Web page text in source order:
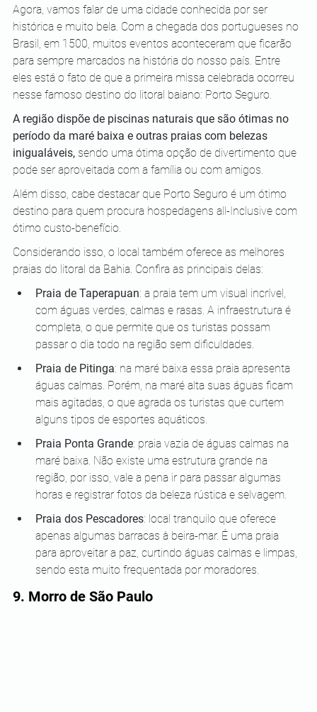
Agora, vamos falar de uma cidade conhecida por ser
histórica e muito bela. Com a chegada dos portugueses no
Brasil, em 1500, muitos eventos aconteceram que ficarão
para sempre marcados na história do nosso país. Entre
eles está o fato de que a primeira missa celebrada ocorreu
nesse famoso destino do litoral baiano: Porto Seguro.
A região dispõe de piscinas naturais que são ótimas no
período da maré baixa e outras praias com belezas
inigualáveis, sendo uma ótima opção de divertimento que
pode ser aproveitada com a família ou com amigos.
Além disso, cabe destacar que Porto Seguro é um ótimo
destino para quem procura hospedagens all-Inclusive com
ótimo custo-benefício.
Considerando isso, o local também oferece as melhores
praias do litoral da Bahia. Confira as principais delas:
Praia de Taperapuan: a praia tem um visual incrível,
com águas verdes, calmas e rasas. A infraestrutura é
completa, o que permite que os turistas possam
passar o dia todo na região sem dificuldades.
Praia de Pitinga: na maré baixa essa praia apresenta
águas calmas. Porém, na maré alta suas águas ficam
mais agitadas, o que agrada os turistas que curtem
alguns tipos de esportes aquáticos.
Praia Ponta Grande: praia vazia de águas calmas na
maré baixa. Não existe uma estrutura grande na
região, por isso, vale a pena ir para passar algumas
horas e registrar fotos da beleza rústica e selvagem.
Praia dos Pescadores: local tranquilo que oferece
apenas algumas barracas à beira-mar. É uma praia
para aproveitar a paz, curtindo águas calmas e limpas,
sendo esta muito frequentada por moradores.
9. Morro de São Paulo